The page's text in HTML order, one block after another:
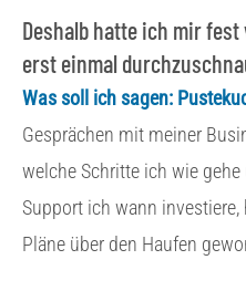
Deshalb hatte ich mir
erst einmal
Was soll ich sagen:
Gesprächen mit meiner
welche Schritte ich wie
Support ich wann
Pläne über den Haufen